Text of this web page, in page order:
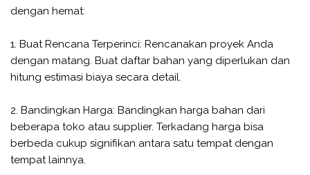
dengan hemat:
1. Buat Rencana Terperinci: Rencanakan proyek Anda
dengan matang. Buat daftar bahan yang diperlukan dan
hitung estimasi biaya secara detail.
2. Bandingkan Harga: Bandingkan harga bahan dari
beberapa toko atau supplier. Terkadang harga bisa
berbeda cukup signifikan antara satu tempat dengan
tempat lainnya.